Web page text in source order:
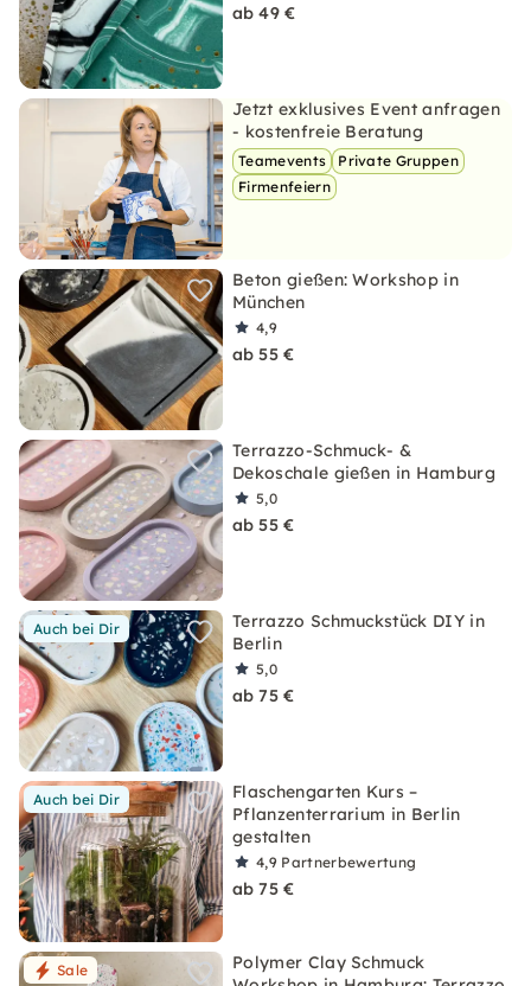
ab 49 €
Jetzt exklusives Event anfragen
- kostenfreie Beratung
Teamevents
Private Gruppen
Firmenfeiern
Beton gießen: Workshop in
München
4,9
ab 55 €
Terrazzo-Schmuck- &
Dekoschale gießen in Hamburg
5,0
ab 55 €
Auch bei Dir
Terrazzo Schmuckstück DIY in
Berlin
5,0
ab 75 €
Auch bei Dir
Flaschengarten Kurs –
Pflanzenterrarium in Berlin
gestalten
4,9 Partnerbewertung
ab 75 €
Sale
Polymer Clay Schmuck